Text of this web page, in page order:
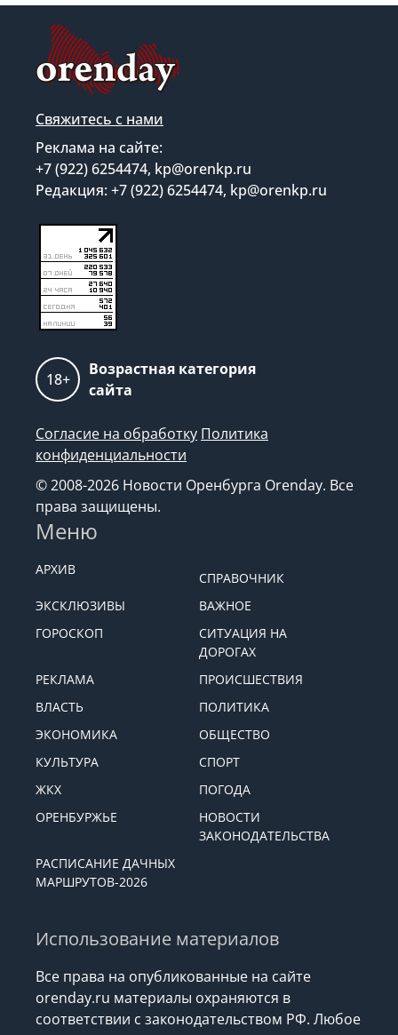
Свяжитесь с нами
Реклама на сайте:
+7 (922) 6254474, kp@orenkp.ru
Редакция: +7 (922) 6254474, kp@orenkp.ru
18+
Возрастная категория
сайта
Согласие на обработку Политика
конфиденциальности
© 2008-2026 Новости Оренбурга Orenday. Все
права защищены.
Меню
АРХИВ
СПРАВОЧНИК
ЭКСКЛЮЗИВЫ
ВАЖНОЕ
ГОРОСКОП
СИТУАЦИЯ НА
ДОРОГАХ
РЕКЛАМА
ПРОИСШЕСТВИЯ
ВЛАСТЬ
ПОЛИТИКА
ЭКОНОМИКА
ОБЩЕСТВО
КУЛЬТУРА
СПОРТ
ЖКХ
ПОГОДА
ОРЕНБУРЖЬЕ
НОВОСТИ
ЗАКОНОДАТЕЛЬСТВА
РАСПИСАНИЕ ДАЧНЫХ
МАРШРУТОВ-2026
Использование материалов
Все права на опубликованные на сайте
orenday.ru материалы охраняются в
соответствии с законодательством РФ. Любое